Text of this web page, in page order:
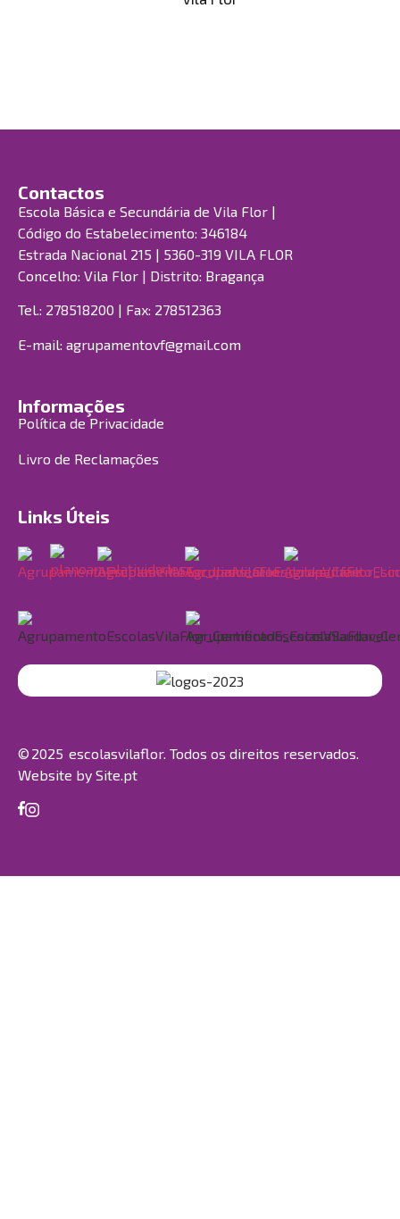
Contactos
Escola Básica e Secundária de Vila Flor |
Código do Estabelecimento: 346184
Estrada Nacional 215 | 5360-319 VILA FLOR
Concelho: Vila Flor | Distrito: Bragança
Tel.: 278518200 | Fax: 278512363
E-mail: agrupamentovf@gmail.com
Informações
Política de Privacidade
Livro de Reclamações
Links Úteis
© 2025 escolasvilaflor. Todos os direitos reservados.
Website by Site.pt